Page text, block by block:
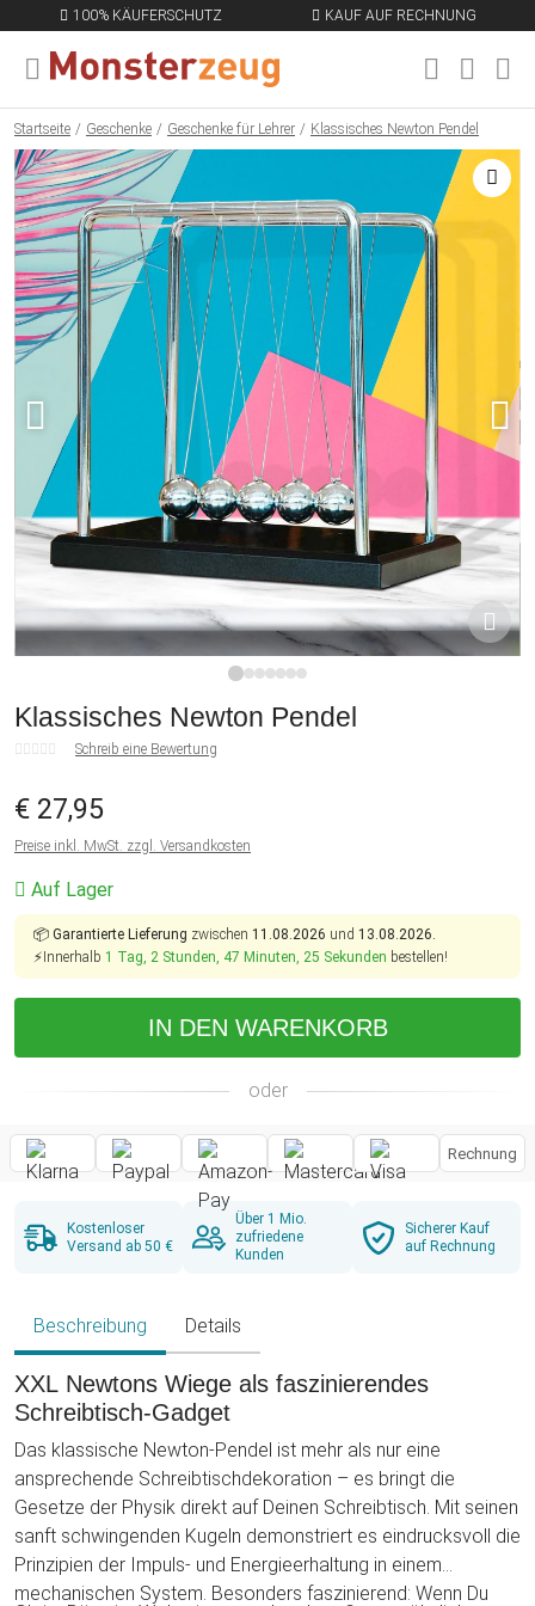
100% KÄUFERSCHUTZ KAUF AUF RECHNUNG
MENÜ SCHLIESSEN
Startseite Geschenke Geschenke für Lehrer Klassisches Newton Pendel
Klassisches Newton Pendel
Schreib eine Bewertung
€ 27,95
Preise inkl. MwSt. zzgl. Versandkosten
Auf Lager
📦 Garantierte Lieferung zwischen 11.08.2026 und 13.08.2026.
⚡Innerhalb 1 Tag, 2 Stunden, 47 Minuten, 25 Sekunden bestellen!
IN DEN WARENKORB
oder
Rechnung
Kostenloser
Versand ab 50 €
Über 1 Mio.
zufriedene
Kunden
Sicherer Kauf
auf Rechnung
Beschreibung Details
XXL Newtons Wiege als faszinierendes
Schreibtisch-Gadget
Das klassische Newton-Pendel ist mehr als nur eine
ansprechende Schreibtischdekoration – es bringt die
Gesetze der Physik direkt auf Deinen Schreibtisch. Mit seinen
sanft schwingenden Kugeln demonstriert es eindrucksvoll die
Prinzipien der Impuls- und Energieerhaltung in einem
mechanischen System. Besonders faszinierend: Wenn Du